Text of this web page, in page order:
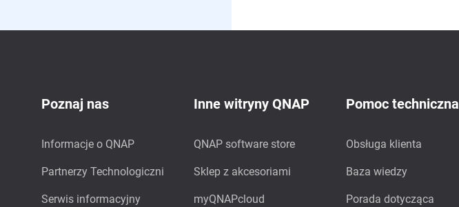
Poznaj nas
Informacje o QNAP
Partnerzy Technologiczni
Serwis informacyjny
Inne witryny QNAP
QNAP software store
Sklep z akcesoriami
myQNAPcloud
Pomoc techniczna
Obsługa klienta
Baza wiedzy
Porada dotycząca